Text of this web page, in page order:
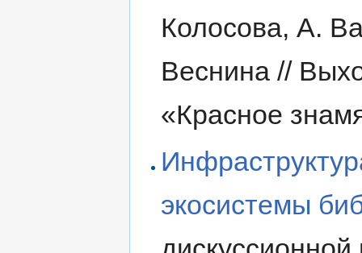
Колосова, А.
Веснина //
«Красное
экосистемы